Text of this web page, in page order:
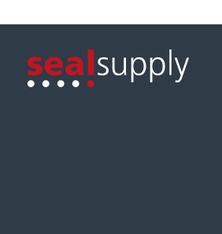
Logo van de website